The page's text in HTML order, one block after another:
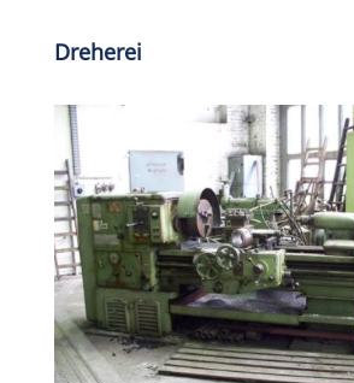
Dreherei